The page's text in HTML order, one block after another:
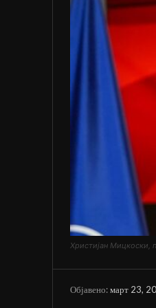
Христијан Мицкоски,
Објавено:март 23,